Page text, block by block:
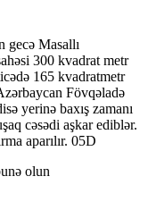
gecə Masallı
300 kvadrat metr
165 kvadratmetr
Fövqəladə
yerinə baxış zamanı
cəsədi aşkar ediblər.
aparılır. 05D
olun